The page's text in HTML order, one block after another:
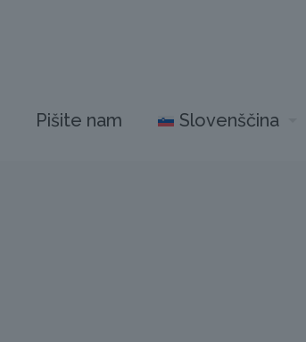
Pišite nam Slovenščina